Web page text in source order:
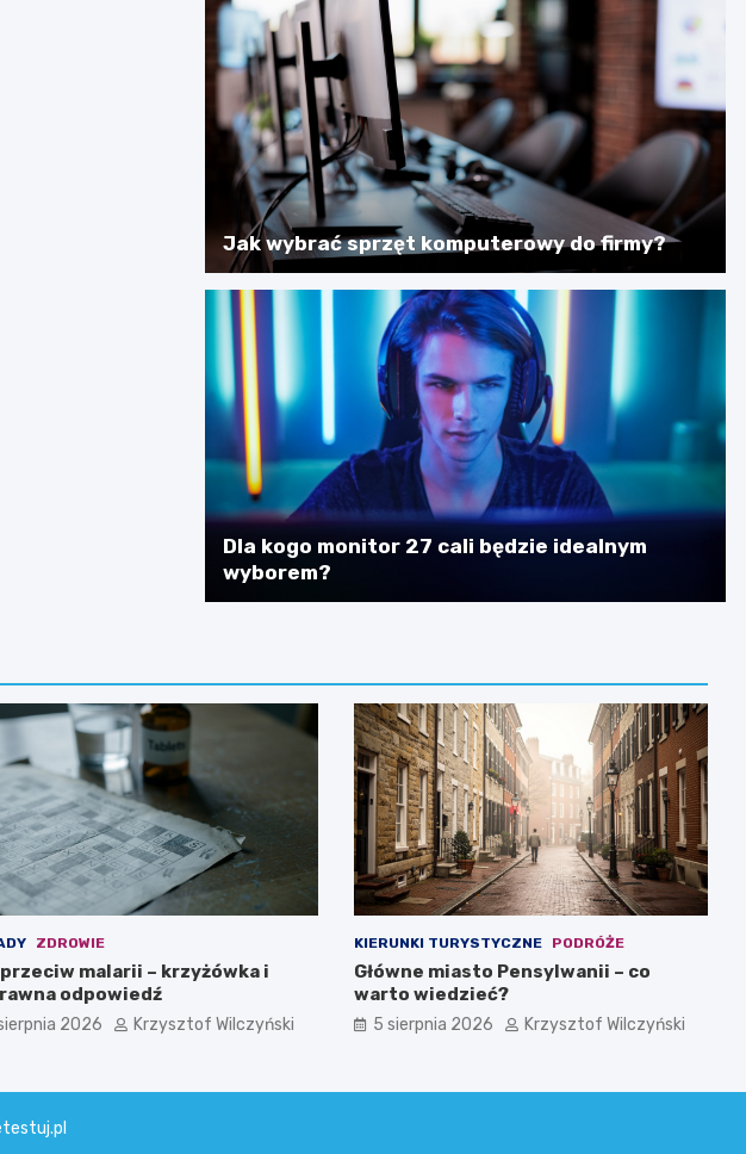
Jak wybrać sprzęt komputerowy do firmy?
Dla kogo monitor 27 cali będzie idealnym
wyborem?
ZDROWIE
przeciw malarii – krzyżówka i
odpowiedź
2026 Krzysztof Wilczyński
KIERUNKI TURYSTYCZNE PODRÓŻE
Główne miasto Pensylwanii – co
warto wiedzieć?
5 sierpnia 2026 Krzysztof Wilczyński